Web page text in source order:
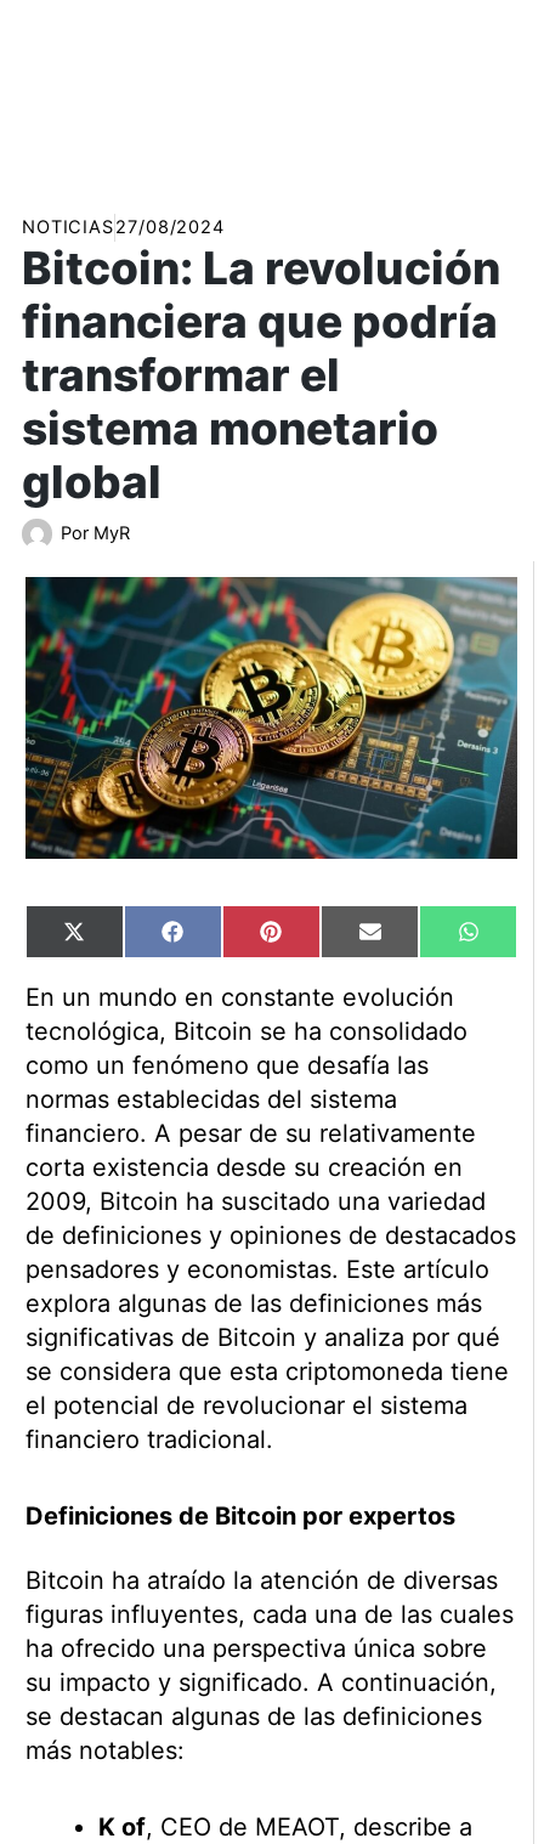
NOTICIAS27/08/2024
Bitcoin: La revolución
financiera que podría
transformar el
sistema monetario
global
Por MyR
Compartir
en
X
(Twitter)
Compartir
en
Facebook Compartir
en
Pinterest Compartir
en
Email
en
En un mundo en constante evolución
tecnológica, Bitcoin se ha consolidado
como un fenómeno que desafía las
normas establecidas del sistema
financiero. A pesar de su relativamente
corta existencia desde su creación en
2009, Bitcoin ha suscitado una variedad
de definiciones y opiniones de destacados
pensadores y economistas. Este artículo
explora algunas de las definiciones más
significativas de Bitcoin y analiza por qué
se considera que esta criptomoneda tiene
el potencial de revolucionar el sistema
financiero tradicional.
Definiciones de Bitcoin por expertos
Bitcoin ha atraído la atención de diversas
figuras influyentes, cada una de las cuales
ha ofrecido una perspectiva única sobre
su impacto y significado. A continuación,
se destacan algunas de las definiciones
más notables:
K of, CEO de MEAOT, describe a